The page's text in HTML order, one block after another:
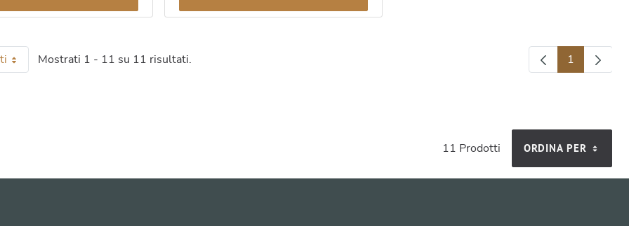
Mostrati 1 - 11 su 11 risultati. Pagina
1
11 Prodotti ORDINA PER